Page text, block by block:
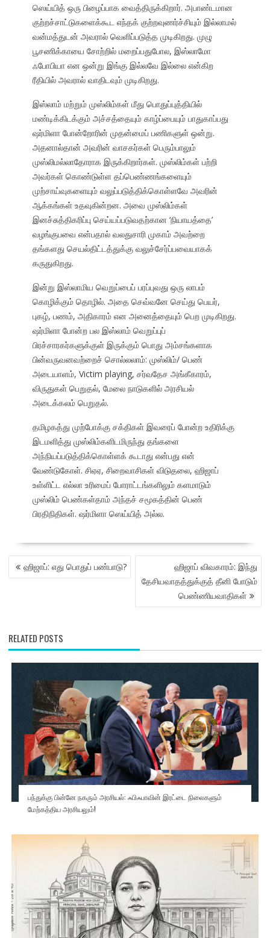
ஸெய்யித் ஒரு பிழைப்பாக வைத்திருக்கிறார். அபாண்டமான
குற்றச்சாட்டுகளைக்கூட எந்தக் குற்றவுணர்ச்சியும் இல்லாமல்
வன்மத்துடன் அவரால் வெளிப்படுத்த முடிகிறது. முழு
பூசணிக்காயை சோற்றில் மறைப்பதுபோல, இஸ்லாமோ
ஃபோபியா என ஒன்று இங்கு இல்லவே இல்லை என்கிற
ரீதியில் அவரால் வாதிடவும் முடிகிறது.
இஸ்லாம் மற்றும் முஸ்லிம்கள் மீது பொதுப்புத்தியில்
மண்டிக்கிடக்கும் அச்சத்தையும் காழ்ப்பையும் பாதுகாப்பது
ஷர்மிளா போன்றோரின் முதன்மைப் பணிகளுள் ஒன்று.
அதனால்தான் அவரின் வாசகர்கள் பெரும்பாலும்
முஸ்லிமல்லாதோராக இருக்கிறார்கள். முஸ்லிம்கள் பற்றி
அவர்கள் கொண்டுள்ள தப்பெண்ணங்களையும்
முற்சாய்வுகளையும் வலுப்படுத்திக்கொள்ளவே அவரின்
ஆக்கங்கள் உதவுகின்றன. அவை முஸ்லிம்கள்
இனச்சுத்திகரிப்பு செய்யப்படுவதற்கான ‘நியாயத்தை’
வழங்குபவை என்பதால் வலதுசாரி முகாம் அவற்றை
தங்களது செயல்திட்டத்துக்கு வலுச்சேர்ப்பவையாகக்
கருதுகிறது.
இன்று இஸ்லாமிய வெறுப்பைப் பரப்புவது ஒரு லாபம்
கொழிக்கும் தொழில். அதை செவ்வனே செய்து பெயர்,
புகழ், பணம், அதிகாரம் என அனைத்தையும் பெற முடிகிறது.
ஷர்மிளா போன்ற பல இஸ்லாம் வெறுப்புப்
பிரச்சாரகர்களுக்குள் இருக்கும் பொது அம்சங்களாக
பின்வருவனவற்றைச் சொல்லலாம்: முஸ்லிம்/ பெண்
அடையாளம், Victim playing, சர்வதேச அங்கீகாரம்,
விருதுகள் பெறுதல், மேலை நாடுகளில் அரசியல்
அடைக்கலம் பெறுதல்.
தமிழகத்து முற்போக்கு சக்திகள் இவரைப் போன்ற உதிரிக்கு
இடமளித்து முஸ்லிம்களிடமிருந்து தங்களை
அந்நியப்படுத்திக்கொள்ளக் கூடாது என்பது என்
வேண்டுகோள். சிஏஏ, சிறைவாசிகள் விடுதலை, ஹிஜாப்
உள்ளிட்ட எல்லா உரிமைப் போராட்டங்களிலும் களமாடும்
முஸ்லிம் பெண்கள்தாம் அந்தச் சமூகத்தின் பெண்
பிரதிநிதிகள். ஷர்மிளா ஸெய்யித் அல்ல.
POST
NAVIGATION
ஹிஜாப்: எது பொதுப் பண்பாடு?
ஹிஜாப் விவகாரம்: இந்து
தேசியவாதத்துக்குத் தீனி போடும்
பெண்ணியவாதிகள்
RELATED POSTS
பந்துக்கு பின்னே நகரும் அரசியல்: ஃபிஃபாவின் இரட்டை நிலைகளும்
மேற்கத்திய அரசியலும்!